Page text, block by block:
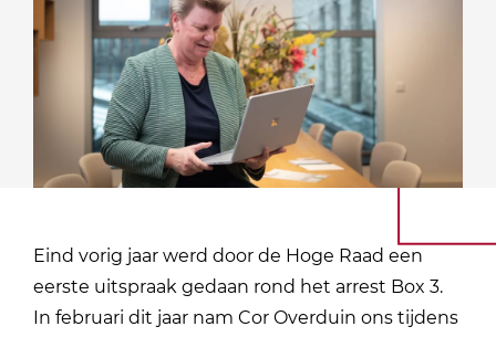
Eind vorig jaar werd door de Hoge Raad een
eerste uitspraak gedaan rond het arrest Box 3.
In februari dit jaar nam Cor Overduin ons tijdens